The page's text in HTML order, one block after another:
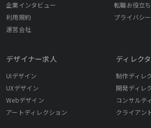
企業インタビュー
転職お役立
利用規約
プライバシ
運営会社
デザイナー求人
UIデザイン
UXデザイン
Webデザイン
アートディレクション
ディレク
制作ディレ
開発ディレ
コンサルテ
クライアン